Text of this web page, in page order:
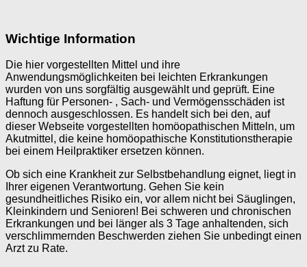
Wichtige Information
Die hier vorgestellten Mittel und ihre
Anwendungsmöglichkeiten bei leichten Erkrankungen
wurden von uns sorgfältig ausgewählt und geprüft. Eine
Haftung für Personen- , Sach- und Vermögensschäden ist
dennoch ausgeschlossen. Es handelt sich bei den, auf
dieser Webseite vorgestellten homöopathischen Mitteln, um
Akutmittel, die keine homöopathische Konstitutionstherapie
bei einem Heilpraktiker ersetzen können.
Ob sich eine Krankheit zur Selbstbehandlung eignet, liegt in
Ihrer eigenen Verantwortung. Gehen Sie kein
gesundheitliches Risiko ein, vor allem nicht bei Säuglingen,
Kleinkindern und Senioren! Bei schweren und chronischen
Erkrankungen und bei länger als 3 Tage anhaltenden, sich
verschlimmernden Beschwerden ziehen Sie unbedingt einen
Arzt zu Rate.